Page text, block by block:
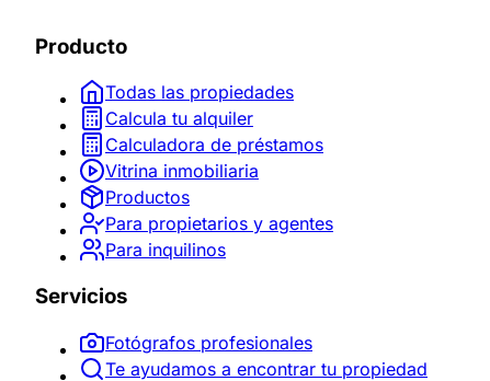
Producto
Todas las propiedades
Calcula tu alquiler
Calculadora de préstamos
Vitrina inmobiliaria
Productos
Para propietarios y agentes
Para inquilinos
Servicios
Fotógrafos profesionales
Te ayudamos a encontrar tu propiedad